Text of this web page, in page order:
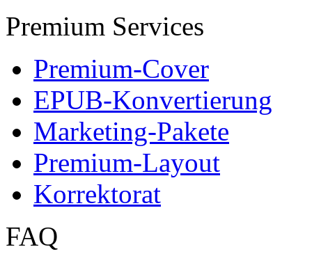
Premium Services
Premium-Cover
EPUB-Konvertierung
Marketing-Pakete
Premium-Layout
Korrektorat
FAQ